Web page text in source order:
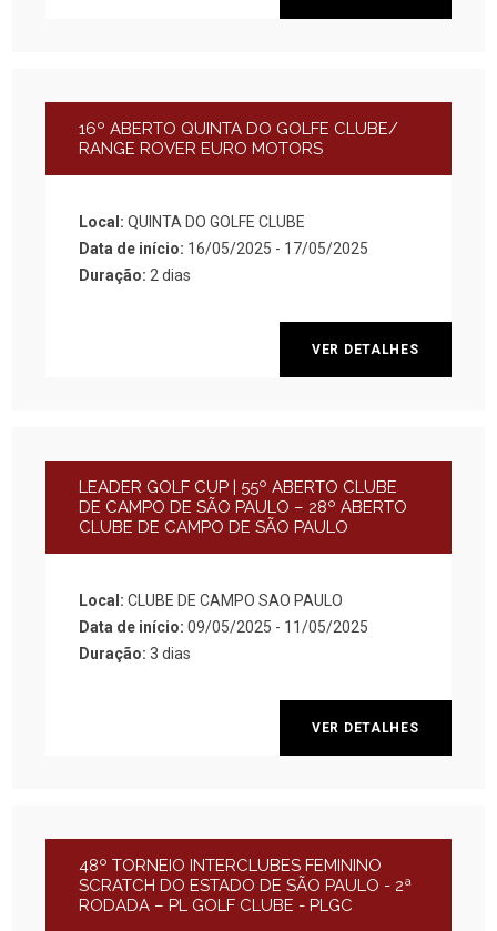
16º ABERTO QUINTA DO GOLFE CLUBE/
RANGE ROVER EURO MOTORS
Local:QUINTA DO GOLFE CLUBE
Data de início: 16/05/2025 - 17/05/2025
Duração: 2 dias
VER DETALHES
LEADER GOLF CUP | 55º ABERTO CLUBE
DE CAMPO DE SÃO PAULO – 28º ABERTO
CLUBE DE CAMPO DE SÃO PAULO
Local:CLUBE DE CAMPO SAO PAULO
Data de início:09/05/2025 - 11/05/2025
Duração:3 dias
VER DETALHES
48º TORNEIO INTERCLUBES FEMININO
SCRATCH DO ESTADO DE SÃO PAULO - 2ª
RODADA – PL GOLF CLUBE - PLGC